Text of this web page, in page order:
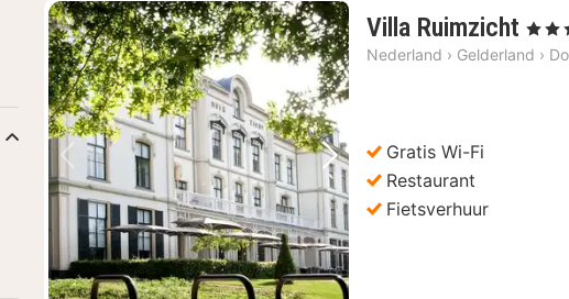
Vorige foto Volgende foto
Villa Ruimzicht 1
, 4
Nederland › Gelderland ›
Gratis Wi-Fi
Restaurant
Fietsverhuur